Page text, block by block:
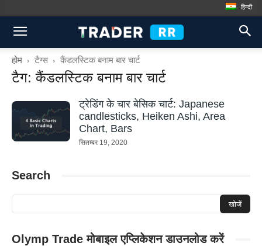
हिन्दी
होम टैग्स कैंडलस्टिक बनाम बार चार्ट
टैग: कैंडलस्टिक बनाम बार चार्ट
ट्रेडिंग के चार बेसिक चार्ट: Japanese
candlesticks, Heiken Ashi, Area
Chart, Bars
सितम्बर 19, 2020
Search
Olymp Trade मोबाइल एप्लिकेशन डाउनलोड करें